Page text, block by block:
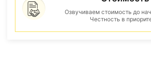
Озвучиваем стоимость до
Честность в